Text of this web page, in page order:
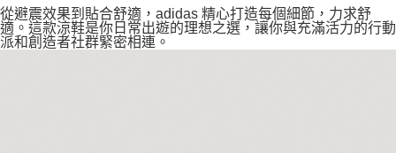
從避震效果到貼合舒適，adidas 精心打造每個細節，力求舒
適。這款涼鞋是你日常出遊的理想之選，讓你與充滿活力的行動
派和創造者社群緊密相連。